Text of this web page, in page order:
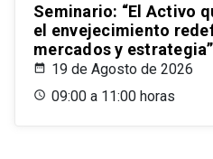
Seminario: “El Activo
el envejecimiento
mercados y estrategia”
19 de Agosto de 2026
09:00 a 11:00 horas